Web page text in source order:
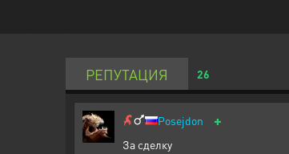
РЕПУТАЦИЯ 26
Posejdon +
За сделку